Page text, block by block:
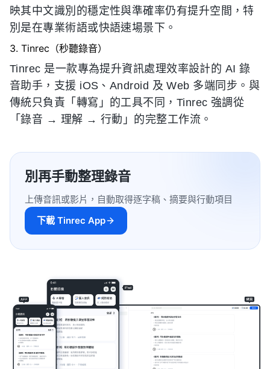
映其中文識別的穩定性與準確率仍有提升空間，特
別是在專業術語或快語速場景下。
3. Tinrec（秒聽錄音）
Tinrec 是一款專為提升資訊處理效率設計的 AI 錄
音助手，支援 iOS、Android 及 Web 多端同步。與
傳統只負責「轉寫」的工具不同，Tinrec 強調從
「錄音 → 理解 → 行動」的完整工作流。
別再手動整理錄音
上傳音訊或影片，自動取得逐字稿、摘要與行動項目
下載 Tinrec App